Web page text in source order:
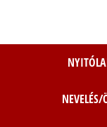
NEVELÉS/